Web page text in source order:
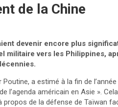
de la Chine
devenir encore plus
militaire vers les Philippines,
a estimé à la fin de
l’agenda américain en Asie ».
de la défense de Taïwan